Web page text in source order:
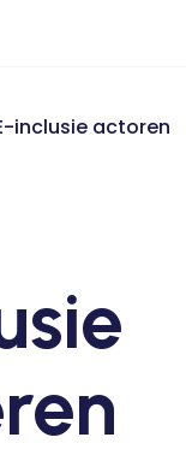
inclusie actoren